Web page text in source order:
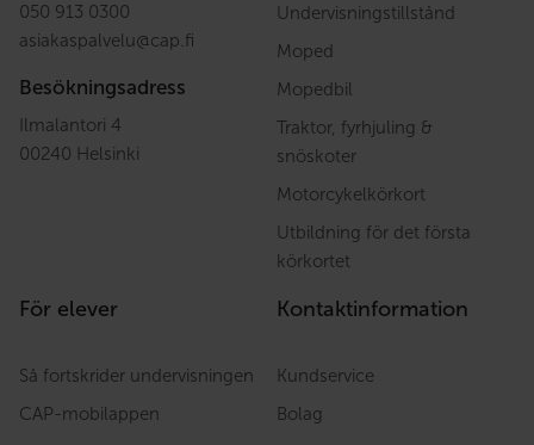
050 913 0300
asiakaspalvelu@cap.fi
Besökningsadress
Ilmalantori 4
00240 Helsinki
Undervisningstillstånd
Moped
Mopedbil
Traktor, fyrhjuling &
snöskoter
Motorcykelkörkort
Utbildning för det första
körkortet
För elever
Så fortskrider undervisningen
CAP-mobilappen
Kontaktinformation
Kundservice
Bolag